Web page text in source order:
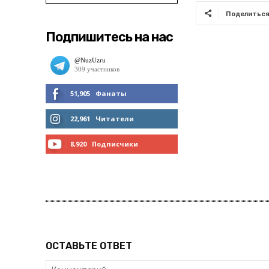
Подпишитесь на нас
51,905 Фанаты
МНЕ НРАВИТСЯ
22,961 Читатели
8,920 Подписчики
Поделиться
ОСТАВЬТЕ ОТВЕТ